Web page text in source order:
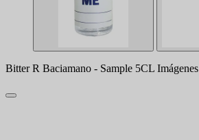
Bitter R Baciamano - Sample 5CL Imágenes